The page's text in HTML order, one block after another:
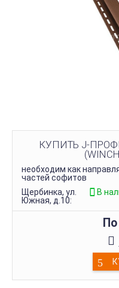
КУПИТЬ J-
необходим как
частей софитов
Щербинка, ул.
Южная, д.10:
В